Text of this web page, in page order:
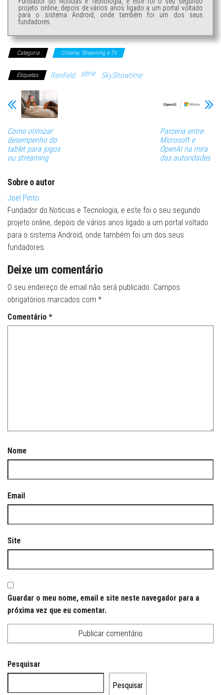
projeto online, depois de vários anos ligado a um portal voltado
para o sistema Android, onde também foi um dos seus
fundadores.
Categoria Cinema, Streaming e TV
Etiquetas Renfield série SkyShowtime
Como otimizar
desempenho do
tablet para jogos
ou streaming
Parceria entre
Microsoft e
OpenAI na mira
das autoridades
Sobre o autor
Joel Pinto
Fundador do Noticias e Tecnologia, e este foi o seu segundo
projeto online, depois de vários anos ligado a um portal voltado
para o sistema Android, onde também foi um dos seus
fundadores.
Deixe um comentário
O seu endereço de email não será publicado. Campos
obrigatórios marcados com *
Comentário *
Nome
Email
Site
Guardar o meu nome, email e site neste navegador para a
próxima vez que eu comentar.
Pesquisar
Pesquisar